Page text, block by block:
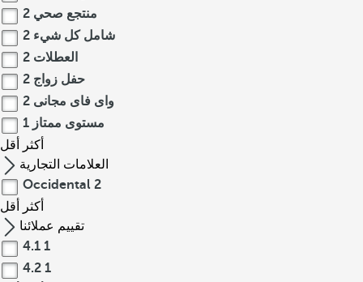
منتجع صحي 2
شامل كل شيء 2
العطلات 2
حفل زواج 2
واى فاى مجانى 2
مستوى ممتاز 1
أكثر
أقل
العلامات التجارية
Occidental 2
أكثر
أقل
تقييم عملائنا
4.1 1
4.2 1